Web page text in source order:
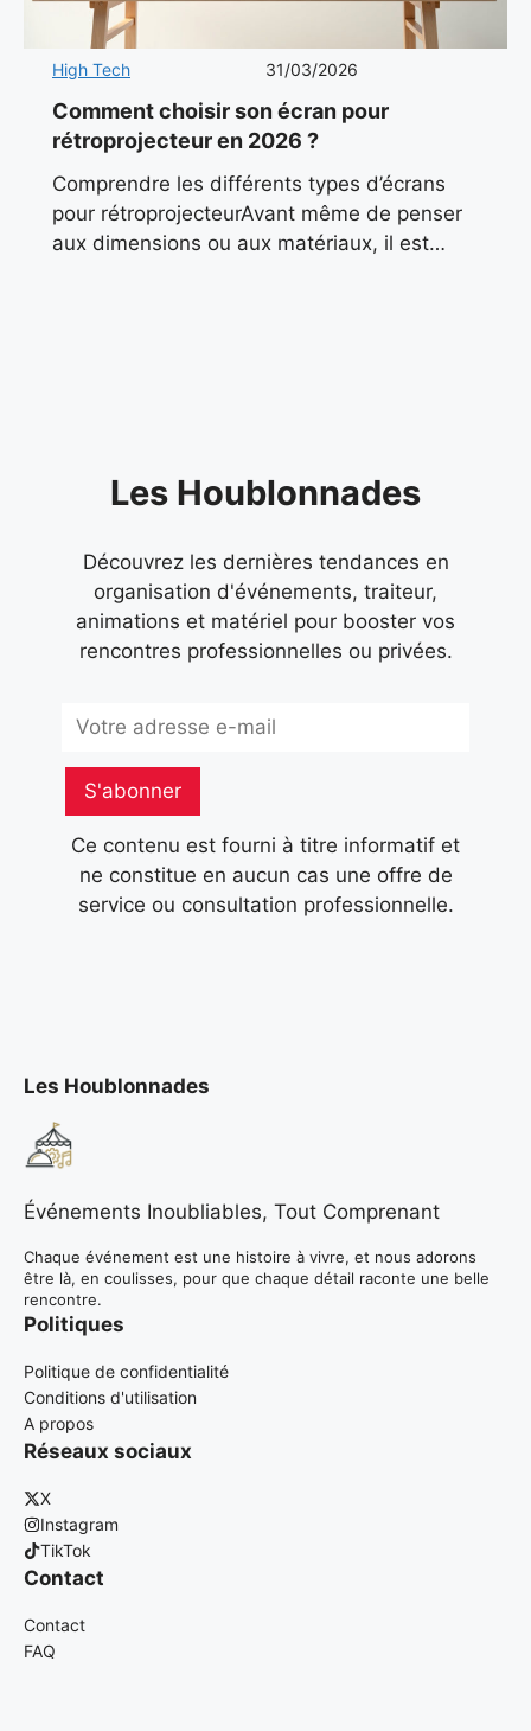
High Tech 31/03/2026
Comment choisir son écran pour
rétroprojecteur en 2026 ?
Comprendre les différents types d’écrans
pour rétroprojecteurAvant même de penser
aux dimensions ou aux matériaux, il est
Les Houblonnades
Découvrez les dernières tendances en
organisation d'événements, traiteur,
animations et matériel pour booster vos
rencontres professionnelles ou privées.
S'abonner
Ce contenu est fourni à titre informatif et
ne constitue en aucun cas une offre de
service ou consultation professionnelle.
Les Houblonnades
Événements Inoubliables, Tout Comprenant
Chaque événement est une histoire à vivre, et nous adorons
être là, en coulisses, pour que chaque détail raconte une belle
rencontre.
Politiques
Politique de confidentialité
Conditions d'utilisation
A propos
Réseaux sociaux
X
Instagram
TikTok
Contact
Contact
FAQ